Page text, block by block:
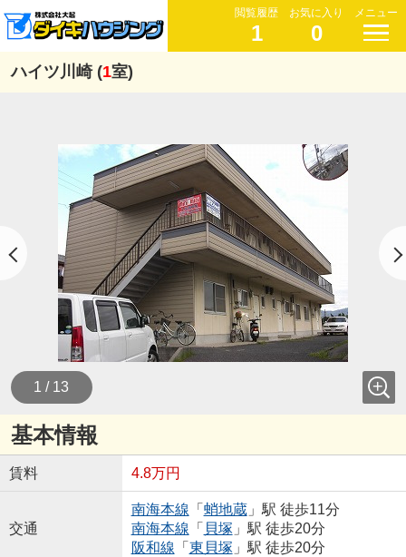
閲覧履歴
1
お気に入り
0
メニュー
ハイツ川崎 (1室)
1 / 13
基本情報
賃料 4.8万円
交通
南海本線 「 蛸地蔵」駅 徒歩11分
南海本線 「 貝塚 」駅 徒歩20分
阪和線 「 東貝塚 」駅 徒歩20分